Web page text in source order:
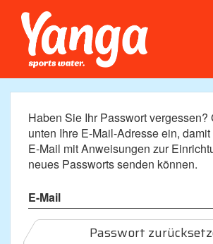
Haben Sie Ihr Passwort vergessen?
unten Ihre E-Mail-Adresse ein,
E-Mail mit Anweisungen zur
neues Passworts senden können.
E-Mail
Passwort